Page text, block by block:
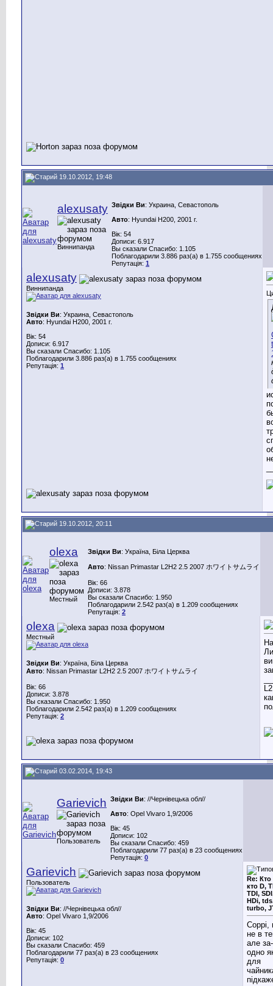
19.10.2012, 19:48
alexusaty
Виннипанда
Звідки Ви: Украина, Севастополь
Авто: Hyundai H200, 2001 г.
Вік: 54
Дописи: 6.917
Вы сказали Спасибо: 1.105
Поблагодарили 3.886 раз(а) в 1.755 сообщениях
Репутація: 1
alexusaty
Виннипанда
Звідки Ви: Украина, Севастополь
Авто: Hyundai H200, 2001 г.
Вік: 54
Дописи: 6.917
Вы сказали Спасибо: 1.105
Поблагодарили 3.886 раз(а) в 1.755 сообщениях
Репутація: 1
19.10.2012, 20:11
olexa
Местный
Звідки Ви: Україна, Біла Церква
Авто: Nissan Primastar L2H2 2.5 2007 ホワイトサムライ
Вік: 66
Дописи: 3.878
Вы сказали Спасибо: 1.950
Поблагодарили 2.542 раз(а) в 1.209 сообщениях
Репутація: 2
olexa
Местный
Звідки Ви: Україна, Біла Церква
Авто: Nissan Primastar L2H2 2.5 2007 ホワイトサムライ
Вік: 66
Дописи: 3.878
Вы сказали Спасибо: 1.950
Поблагодарили 2.542 раз(а) в 1.209 сообщениях
Репутація: 2
03.02.2014, 19:43
Garievich
Пользователь
Звідки Ви: //Чернівецька обл//
Авто: Opel Vivaro 1,9/2006
Вік: 45
Дописи: 102
Вы сказали Спасибо: 459
Поблагодарили 77 раз(а) в 23 сообщениях
Репутація: 0
Garievich
Пользователь
Звідки Ви: //Чернівецька обл//
Авто: Opel Vivaro 1,9/2006
Вік: 45
Дописи: 102
Вы сказали Спасибо: 459
Поблагодарили 77 раз(а) в 23 сообщениях
Репутація: 0
Re: Кто
кто D,
TDI,
HDi,
turbo,
Соррі,
не в
але за-
одно
для